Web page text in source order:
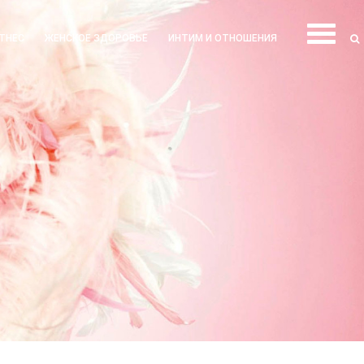
ЖЕНСКОЕ ЗДОРОВЬЕ ИНТИМ И ОТНОШЕНИЯ